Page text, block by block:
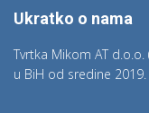
Ukratko o nama
Tvrtka Mikom AT
u BiH od sredine 2019.